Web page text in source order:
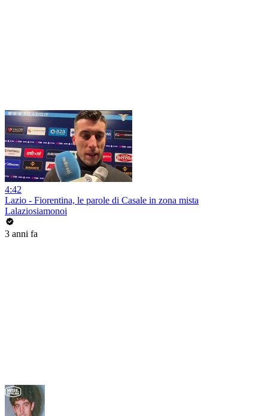
4:42
Lazio - Fiorentina, le parole di Casale in zona mista
Lalaziosiamonoi
3 anni fa